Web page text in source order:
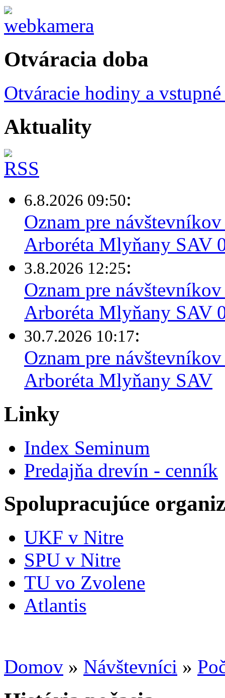
Otváracia doba
Otváracie hodiny a
Aktuality
6.8.2026 09:50:
Oznam pre
Arboréta Mlyňany SAV
3.8.2026 12:25:
Oznam pre
Arboréta Mlyňany SAV
30.7.2026 10:17:
Oznam pre
Arboréta Mlyňany SAV
Linky
Index Seminum
Predajňa drevín - cenník
Spolupracujúce
UKF v Nitre
SPU v Nitre
TU vo Zvolene
Atlantis
Domov » Návštevníci »